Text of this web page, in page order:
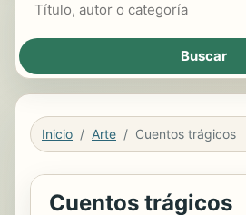
Inicio Arte Cuentos trágicos
Cuentos trágicos